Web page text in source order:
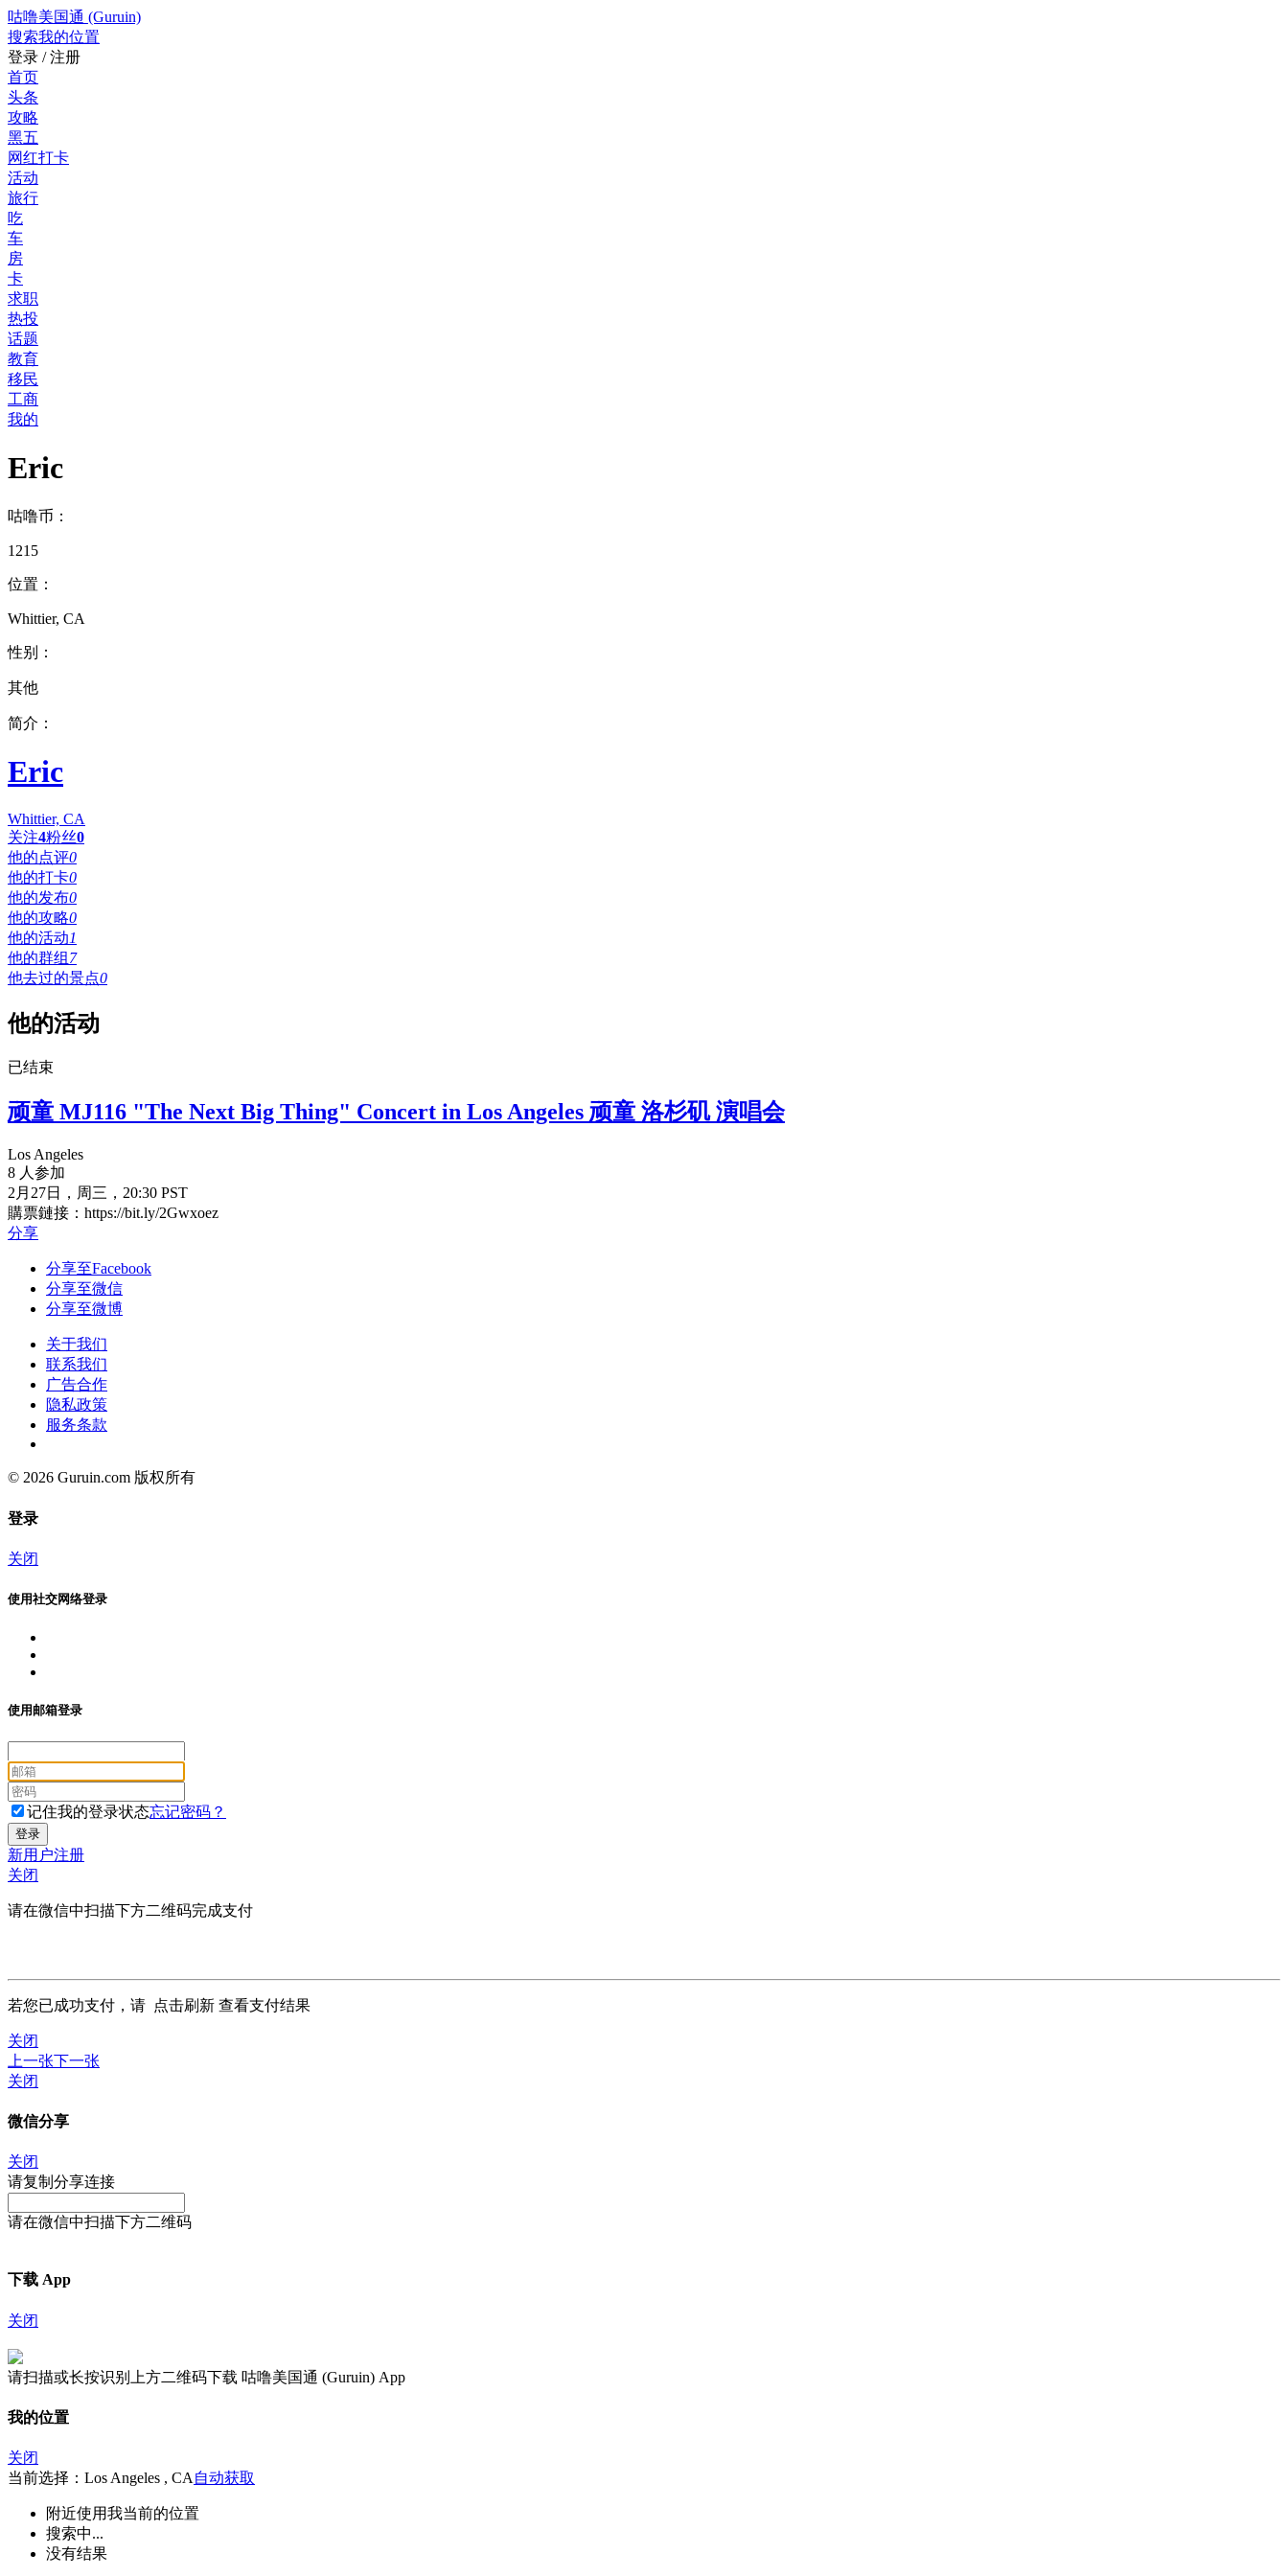
咕噜美国通 (Guruin)
搜索我的位置
登录 / 注册
首页
头条
攻略
黑五
网红打卡
活动
旅行
吃
车
房
卡
求职
热投
话题
教育
移民
工商
我的
Eric
咕噜币：
1215
位置：
Whittier, CA
性别：
其他
简介：
Eric
Whittier, CA
关注4粉丝0
他的点评0
他的打卡0
他的发布0
他的攻略0
他的活动1
他的群组 7
他去过的景点0
他的活动
已结束
顽童 MJ116 "The Next Big Thing" Concert in Los Angeles 顽童 洛杉矶 演唱会
Los Angeles
8 人参加
2月27日，周三，20:30 PST
購票鏈接：https://bit.ly/2Gwxoez
分享
分享至Facebook
分享至微信
分享至微博
关于我们
联系我们
广告合作
隐私政策
服务条款
© 2026 Guruin.com 版权所有
登录
关闭
使用社交网络登录
使用邮箱登录
记住我的登录状态忘记密码？
新用户注册
关闭
请在微信中扫描下方二维码完成支付
若您已成功支付，请 点击刷新 查看支付结果
关闭
上一张下一张
关闭
微信分享
关闭
请复制分享连接
请在微信中扫描下方二维码
下载 App
关闭
请扫描或长按识别上方二维码下载 咕噜美国通 (Guruin) App
我的位置
关闭
当前选择：Los Angeles , CA 自动获取
附近使用我当前的位置
搜索中...
没有结果